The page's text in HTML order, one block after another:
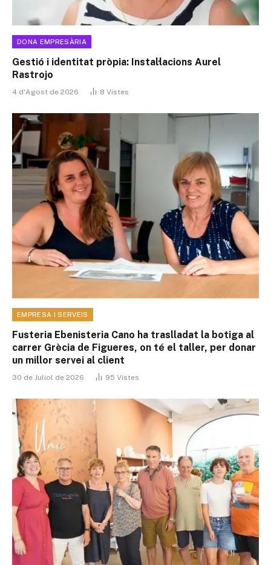
DONA EMPRESÀRIA
Gestió i identitat pròpia: Instal·lacions Aurel
Rastrojo
4 d'Agost de 2026 8 Vistes
EMPRESA I SERVEIS
Fusteria Ebenisteria Cano ha traslladat la botiga al
carrer Grècia de Figueres, on té el taller, per donar
un millor servei al client
30 de Juliol de 2026 95 Vistes